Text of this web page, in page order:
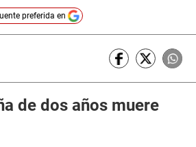
preferida en
de dos años muere